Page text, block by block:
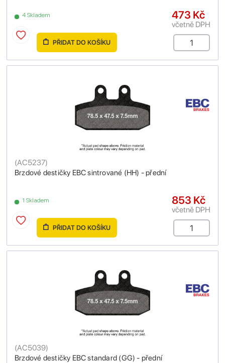
4 Skladem 473 Kč
včetně DPH
PŘIDAT DO KOŠÍKU
Brzdové destičky EBC sintrované (HH) - přední
(AC5237)
1 Skladem 853 Kč
včetně DPH
PŘIDAT DO KOŠÍKU
Brzdové destičky EBC standard (GG) - přední
(AC5039)